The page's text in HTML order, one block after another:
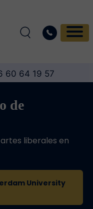
60 64 19 57
de
liberales en
University